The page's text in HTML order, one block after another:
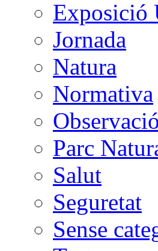
Exposició
Jornada
Natura
Normativa
Observació
Parc
Salut
Seguretat
Sense